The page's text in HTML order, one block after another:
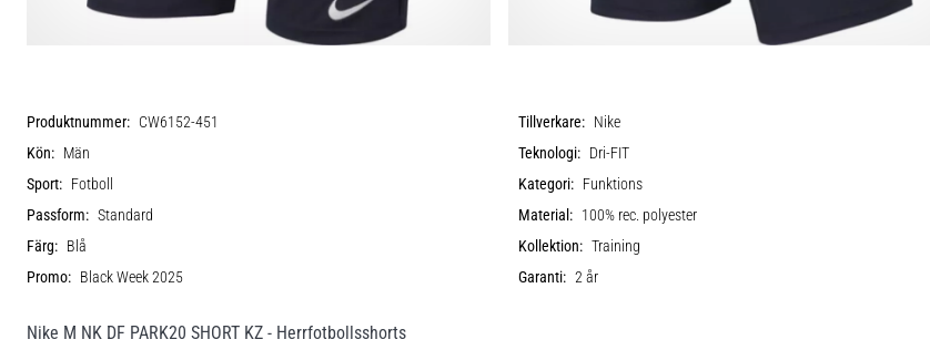
Produktnummer: CW6152-451 Tillverkare: Nike
Kön: Män Teknologi: Dri-FIT
Sport: Fotboll Kategori: Funktions
Passform: Standard Material: 100% rec. polyester
Färg: Blå Kollektion: Training
Promo: Black Week 2025 Garanti: 2 år
Nike M NK DF PARK20 SHORT KZ - Herrfotbollsshorts